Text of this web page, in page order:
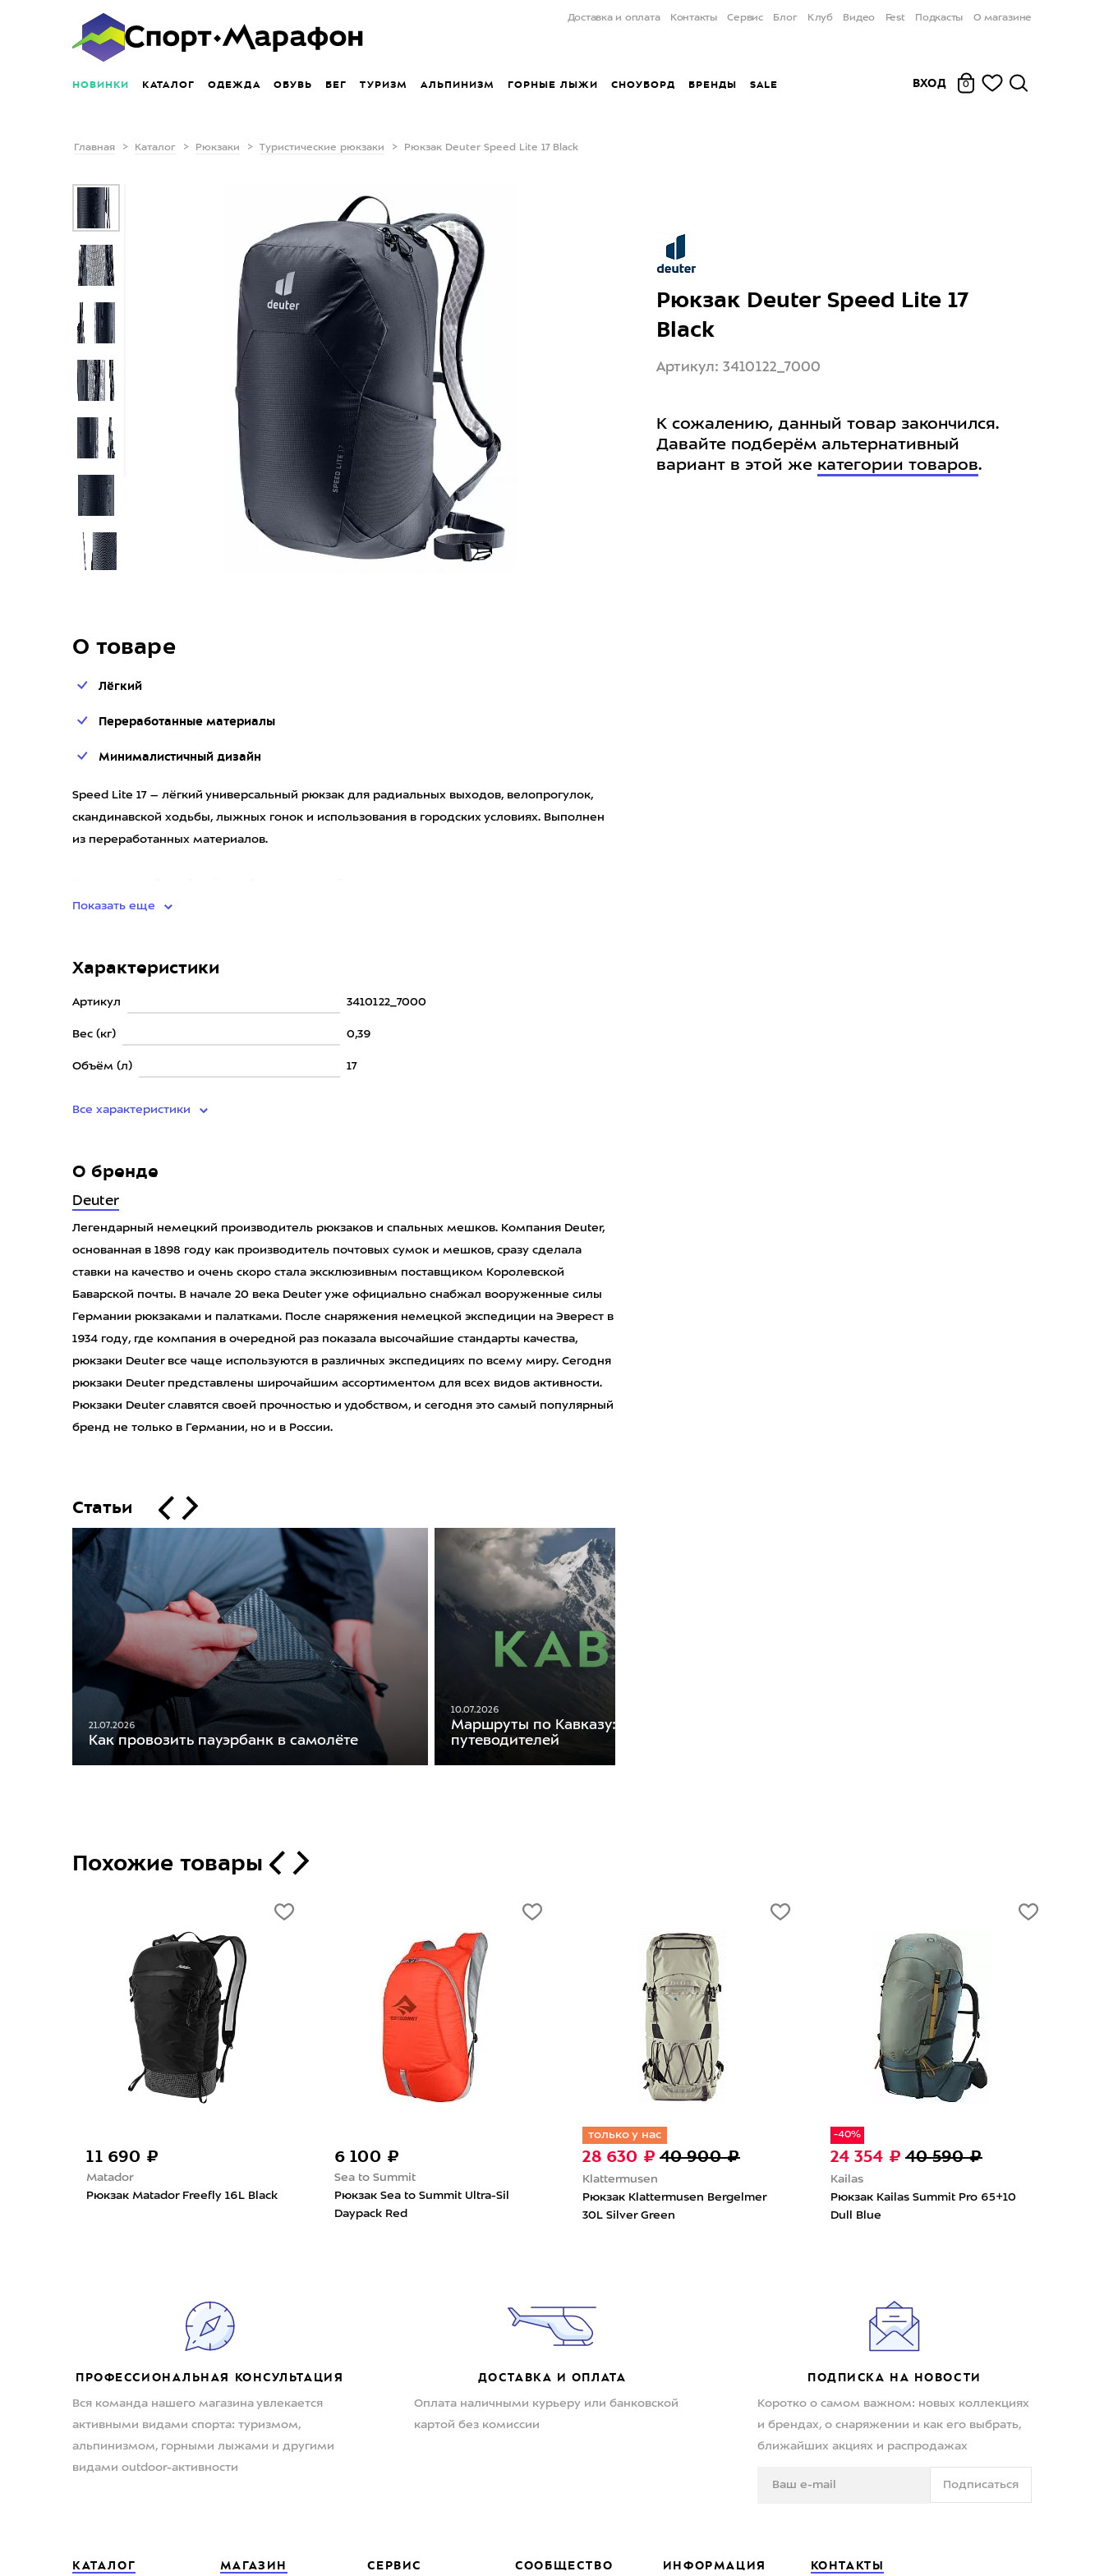
Доставка и оплата Контакты Сервис Блог Клуб Видео Fest Подкасты О магазине
НОВИНКИ КАТАЛОГ ОДЕЖДА ОБУВЬ БЕГ ТУРИЗМ АЛЬПИНИЗМ ГОРНЫЕ ЛЫЖИ СНОУБОРД БРЕНДЫ SALE ВХОД 0
Главная Каталог Рюкзаки Туристические рюкзаки Рюкзак Deuter Speed Lite 17 Black
О товаре
Лёгкий
Переработанные материалы
Минималистичный дизайн
Speed Lite 17 – лёгкий универсальный рюкзак для радиальных выходов, велопрогулок,
скандинавской ходьбы, лыжных гонок и использования в городских условиях. Выполнен
из переработанных материалов.
Показать еще
Характеристики
Артикул 3410122_7000
Вес (кг) 0,39
Объём (л) 17
Все характеристики
О бренде
Deuter
Легендарный немецкий производитель рюкзаков и спальных мешков. Компания Deuter,
основанная в 1898 году как производитель почтовых сумок и мешков, сразу сделала
ставки на качество и очень скоро стала эксклюзивным поставщиком Королевской
Баварской почты. В начале 20 века Deuter уже официально снабжал вооруженные силы
Германии рюкзаками и палатками. После снаряжения немецкой экспедиции на Эверест в
1934 году, где компания в очередной раз показала высочайшие стандарты качества,
рюкзаки Deuter все чаще используются в различных экспедициях по всему миру. Сегодня
рюкзаки Deuter представлены широчайшим ассортиментом для всех видов активности.
Рюкзаки Deuter славятся своей прочностью и удобством, и сегодня это самый популярный
бренд не только в Германии, но и в России.
Статьи
21.07.2026
Как провозить пауэрбанк в самолёте
10.07.2026
Маршруты по Кавказу: подборка
путеводителей
Рюкзак Deuter Speed Lite 17
Black
Артикул: 3410122_7000
К сожалению, данный товар закончился.
Давайте подберём альтернативный
вариант в этой же категории товаров.
Похожие товары
11 690 ₽
Matador
Рюкзак Matador Freefly 16L Black
6 100 ₽
Sea to Summit
Рюкзак Sea to Summit Ultra-Sil
Daypack Red
только у нас
28 630 ₽ 40 900 ₽
Klattermusen
Рюкзак Klattermusen Bergelmer
30L Silver Green
-40%
24 354 ₽ 40 590 ₽
Kailas
Рюкзак Kailas Summit Pro 65+10
Dull Blue
ПРОФЕССИОНАЛЬНАЯ КОНСУЛЬТАЦИЯ
Вся команда нашего магазина увлекается
активными видами спорта: туризмом,
альпинизмом, горными лыжами и другими
видами outdoor-активности
ДОСТАВКА И ОПЛАТА
Оплата наличными курьеру или банковской
картой без комиссии
ПОДПИСКА НА НОВОСТИ
Коротко о самом важном: новых коллекциях
и брендах, о снаряжении и как его выбрать,
ближайших акциях и распродажах
Подписаться
КАТАЛОГ МАГАЗИН СЕРВИС СООБЩЕСТВО ИНФОРМАЦИЯ КОНТАКТЫ